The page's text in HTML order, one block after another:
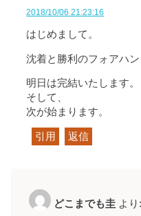
2018/10/06 21:23:16
はじめまして。
沈着と勝利のフォアハン
明日は完結いたします。
そして、
次が始まります。
引用 返信
どこまでも圭 より: